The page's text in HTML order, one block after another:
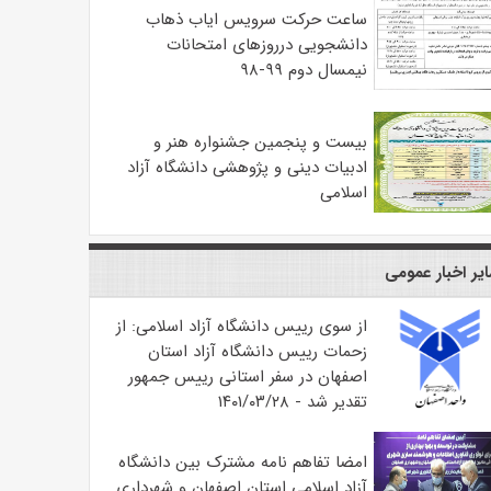
ساعت حرکت سرویس ایاب ذهاب
دانشجویی درروزهای امتحانات
نیمسال دوم ۹۹-۹۸
بیست و پنجمین جشنواره هنر و
ادبیات دینی و پژوهشی دانشگاه آزاد
اسلامی
اخبار عمومی
از سوی رییس دانشگاه آزاد اسلامی: از
زحمات رییس دانشگاه آزاد استان
اصفهان در سفر استانی رییس جمهور
تقدیر شد - ۱۴۰۱/۰۳/۲۸
امضا تفاهم نامه مشترک بین دانشگاه